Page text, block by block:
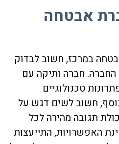
אבטחה
במרכז, חשוב לבדוק
החברה. חברה ותיקה עם
טכנולוגיים
חשוב לשים דגש על
תגובה מהירה לכל
האפשרויות, התייעצות